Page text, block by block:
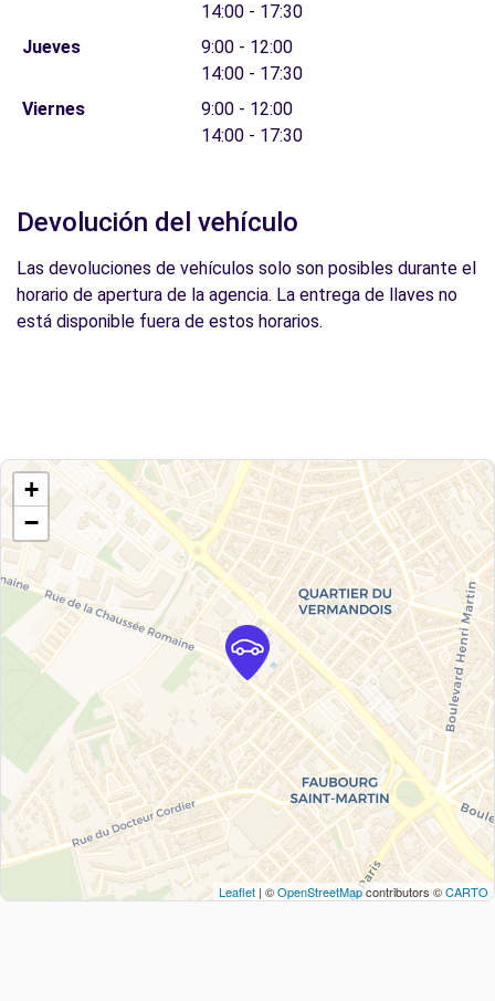
14:00 - 17:30
Jueves
9:00 - 12:00
14:00 - 17:30
Viernes
9:00 - 12:00
14:00 - 17:30
Devolución del vehículo
Las devoluciones de vehículos solo son posibles durante el
horario de apertura de la agencia. La entrega de llaves no
está disponible fuera de estos horarios.
+
−
Leaflet | ©OpenStreetMapcontributors ©CARTO